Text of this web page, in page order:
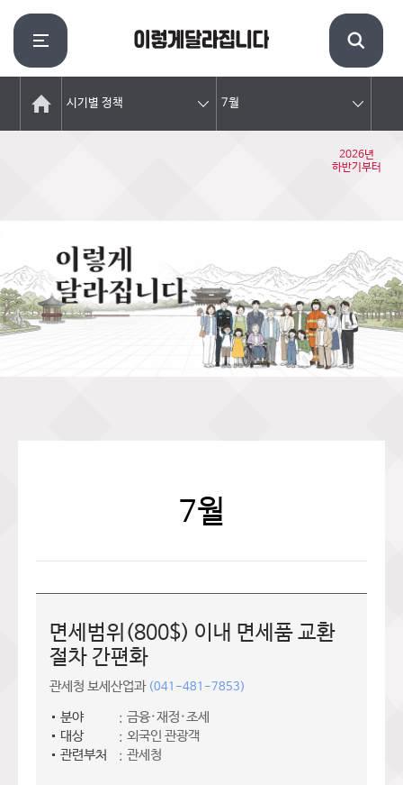
시기별 정책 7월
2026년
하반기부터
7월
면세범위(800$) 이내 면세품 교환
절차 간편화
관세청 보세산업과 (041-481-7853)
분야
금융·재정·조세
대상
외국인 관광객
관련부처
관세청